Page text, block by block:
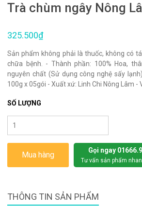
Trà chùm ngây Nông
325.500₫
Sản phẩm không phải là thuốc, không có
chữa bệnh. - Thành phần: 100% Hoa,
nguyên chất (Sử dụng công nghệ sấy
100g x 05gói - Xuất xứ: Linh Chi Nông Lâm -
SỐ LƯỢNG
Mua hàng Gọi ngay
Tư vấn sản phẩm
THÔNG TIN SẢN PHẨM